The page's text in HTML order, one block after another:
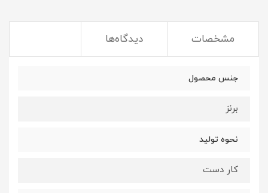
مشخصات دیدگاه‌ها
جنس محصول
برنز
نحوه تولید
کار دست